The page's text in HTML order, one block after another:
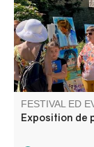
FESTIVAL ED
Exposition de